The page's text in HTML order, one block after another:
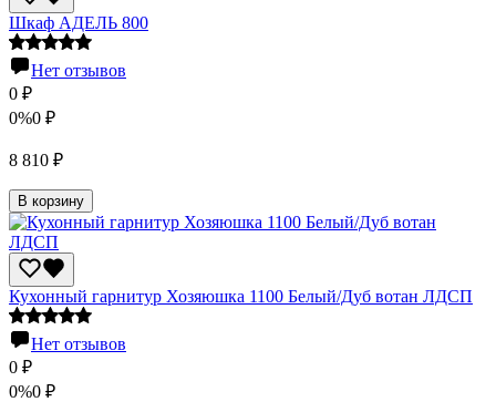
Шкаф АДЕЛЬ 800
Нет отзывов
0 ₽
0%0 ₽
8 810 ₽
В корзину
Кухонный гарнитур Хозяюшка 1100 Белый/Дуб вотан ЛДСП
Нет отзывов
0 ₽
0%0 ₽